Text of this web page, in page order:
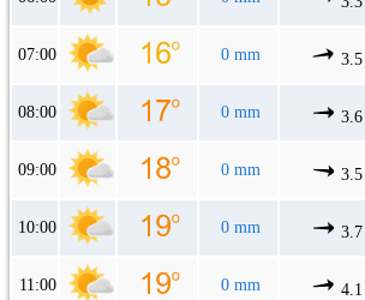
07:00 0 mm
08:00 0 mm
09:00 0 mm
10:00 0 mm
11:00 0 mm